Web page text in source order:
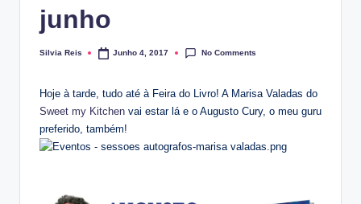
junho
Posted
Silvia Reis Junho 4, 2017 No Comments
Hoje à tarde, tudo até à Feira do Livro! A Marisa Valadas do
Sweet my Kitchen vai estar lá e o Augusto Cury, o meu guru
preferido, também!